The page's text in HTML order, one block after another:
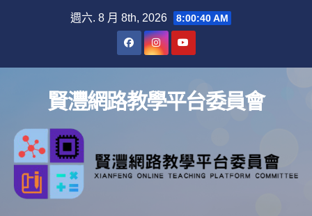
週六. 8 月 8th, 2026 8:00:41 AM
賢灃網路教學平台委員會